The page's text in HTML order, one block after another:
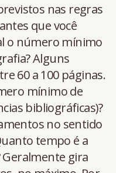
nas regras
que você
o número mínimo
Alguns
60 a 100 páginas.
mínimo de
bibliográficas)?
no sentido
tempo é a
Geralmente gira